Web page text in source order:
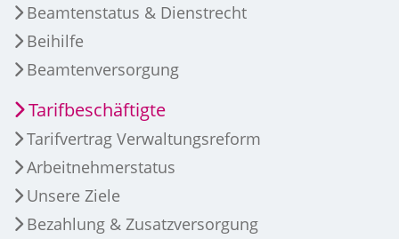
Beamtenstatus & Dienstrecht
Beihilfe
Beamtenversorgung
Tarifbeschäftigte
Tarifvertrag Verwaltungsreform
Arbeitnehmerstatus
Unsere Ziele
Bezahlung & Zusatzversorgung